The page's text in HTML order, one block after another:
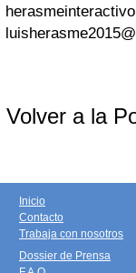
Volver a la
Inicio
Contacto
Trabaja con nosotros
Dossier de Prensa